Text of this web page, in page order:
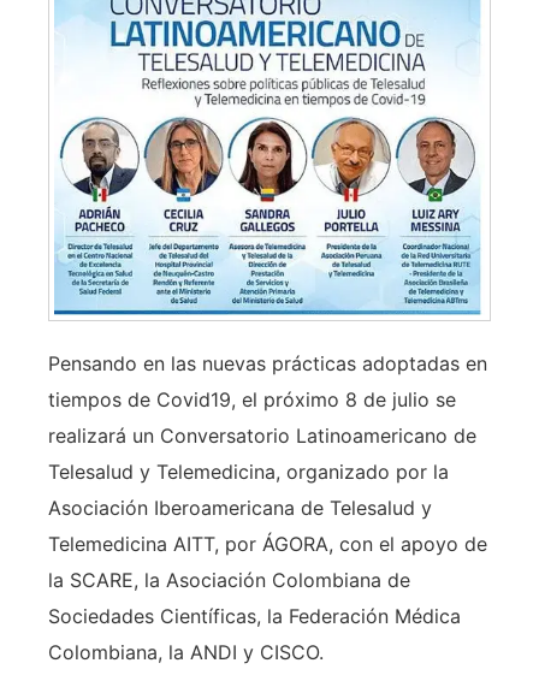
Pensando en las nuevas prácticas adoptadas en
tiempos de Covid19, el próximo 8 de julio se
realizará un Conversatorio Latinoamericano de
Telesalud y Telemedicina, organizado por la
Asociación Iberoamericana de Telesalud y
Telemedicina AITT, por ÁGORA, con el apoyo de
la SCARE, la Asociación Colombiana de
Sociedades Científicas, la Federación Médica
Colombiana, la ANDI y CISCO.